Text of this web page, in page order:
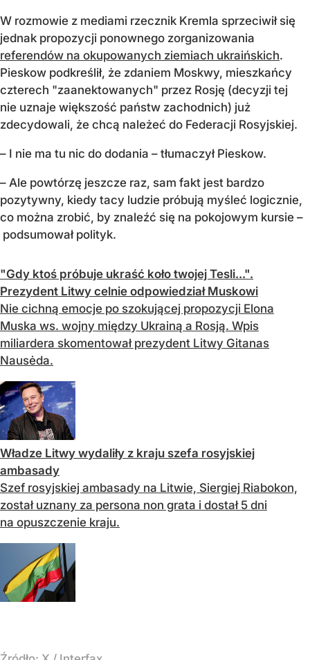
W rozmowie z mediami rzecznik Kremla sprzeciwił się
jednak propozycji ponownego zorganizowania
referendów na okupowanych ziemiach ukraińskich.
Pieskow podkreślił, że zdaniem Moskwy, mieszkańcy
czterech "zaanektowanych" przez Rosję (decyzji tej
nie uznaje większość państw zachodnich) już
zdecydowali, że chcą należeć do Federacji Rosyjskiej.
– I nie ma tu nic do dodania – tłumaczył Pieskow.
– Ale powtórzę jeszcze raz, sam fakt jest bardzo
pozytywny, kiedy tacy ludzie próbują myśleć logicznie,
co można zrobić, by znaleźć się na pokojowym kursie –
podsumował polityk.
"Gdy ktoś próbuje ukraść koło twojej Tesli...".
Prezydent Litwy celnie odpowiedział Muskowi
Nie cichną emocje po szokującej propozycji Elona
Muska ws. wojny między Ukrainą a Rosją. Wpis
miliardera skomentował prezydent Litwy Gitanas
Nausėda.
Władze Litwy wydaliły z kraju szefa rosyjskiej
ambasady
Szef rosyjskiej ambasady na Litwie, Siergiej Riabokon,
został uznany za persona non grata i dostał 5 dni
na opuszczenie kraju.